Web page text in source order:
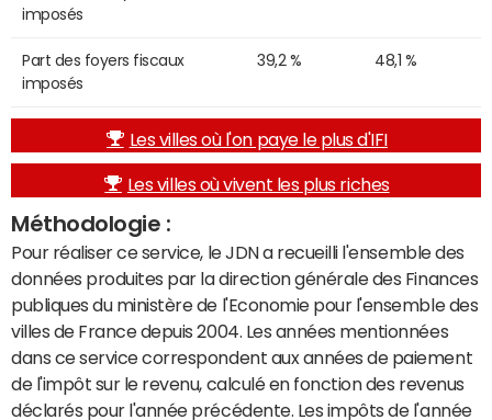
imposés
Part des foyers fiscaux
imposés
39,2 % 48,1 %
Les villes où l'on paye le plus d'IFI
Les villes où vivent les plus riches
Méthodologie :
Pour réaliser ce service, le JDN a recueilli l'ensemble des
données produites par la direction générale des Finances
publiques du ministère de l'Economie pour l'ensemble des
villes de France depuis 2004. Les années mentionnées
dans ce service correspondent aux années de paiement
de l'impôt sur le revenu, calculé en fonction des revenus
déclarés pour l'année précédente. Les impôts de l'année